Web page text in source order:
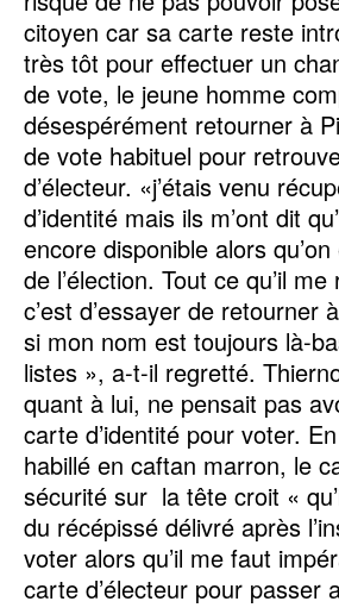
citoyen car sa carte reste
très tôt pour effectuer un
de vote, le jeune homme
désespérément retourner à
de vote habituel pour
d’électeur. «j’étais venu
d’identité mais ils m’ont dit
encore disponible alors
de l’élection. Tout ce qu’il
c’est d’essayer de retourner
si mon nom est toujours là-
listes », a-t-il regretté.
quant à lui, ne pensait pas
carte d’identité pour voter.
habillé en caftan marron, le
sécurité sur la tête croit «
du récépissé délivré après
voter alors qu’il me faut
carte d’électeur pour passer